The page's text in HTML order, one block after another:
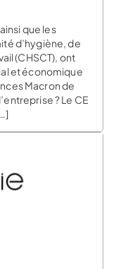
que les
d’hygiène, de
(CHSCT), ont
et économique
Macron de
? Le CE